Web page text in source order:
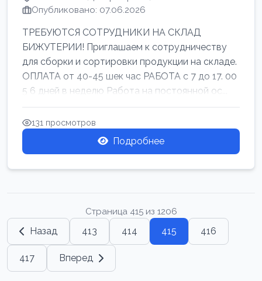
Опубликовано: 07.06.2026
ТРЕБУЮТСЯ СОТРУДНИКИ НА СКЛАД
БИЖУТЕРИИ! Приглашаем к сотрудничеству
для сборки и сортировки продукции на складе.
ОПЛАТА от 40-45 шек час РАБОТА с 7 до 17. 00
5 6 дней в неделю Работа на постоянной ос...
131 просмотров
Подробнее
Страница 415 из 1206
Назад 413 414 415 416
417 Вперед